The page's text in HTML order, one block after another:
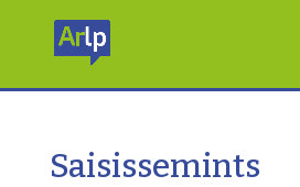
Saisissemints